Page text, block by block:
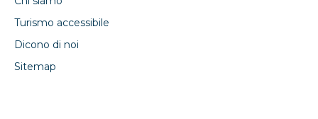
Turismo accessibile
Dicono di noi
Sitemap